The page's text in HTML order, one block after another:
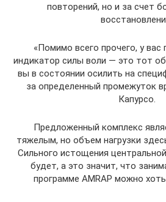
повторений, но и за счет
«Помимо всего прочего, у вас
индикатор силы воли — это тот
вы в состоянии осилить на
за определенный промежуток
Капурсо.
Предложенный комплекс
тяжелым, но объем нагрузки
Сильного истощения
будет, а это значит, что
программе AMRAP можно